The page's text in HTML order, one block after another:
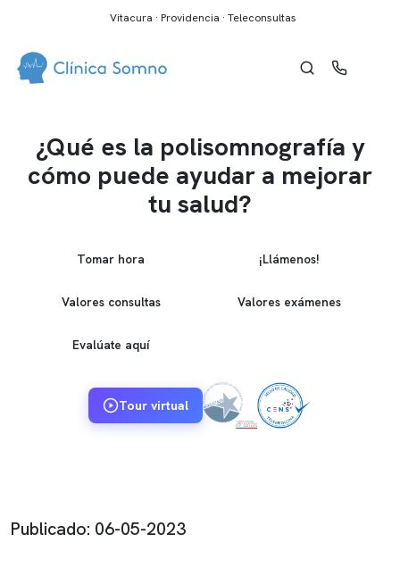
Vitacura · Providencia · Teleconsultas
¿Qué es la polisomnografía y
cómo puede ayudar a mejorar
tu salud?
Tomar hora ¡Llámenos!
Valores consultas Valores exámenes
Evalúate aquí
Tour virtual
Publicado: 06-05-2023